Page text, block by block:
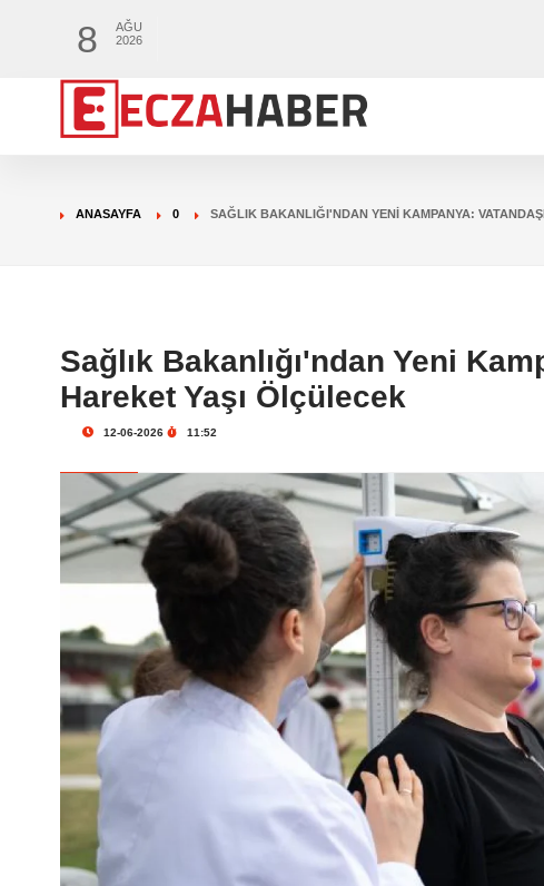
8
AĞU
2026
ANASAYFA 0 SAĞLIK BAKANLIĞI'NDAN YENI KAMPANYA:
Sağlık Bakanlığı'ndan Yeni
Hareket Yaşı Ölçülecek
12-06-2026 11:52